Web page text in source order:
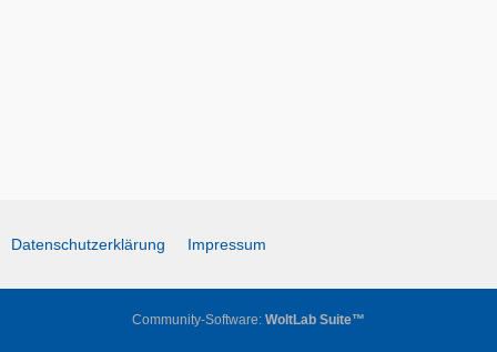
Datenschutzerklärung Impressum
Community-Software: WoltLab Suite™